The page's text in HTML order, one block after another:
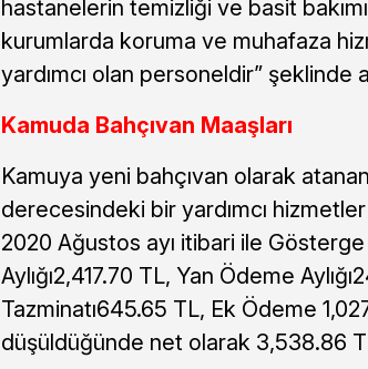
hastanelerin temizliği ve basit
kurumlarda koruma ve muhafaza
yardımcı olan personeldir” şeklinde
Kamuda Bahçıvan Maaşları
Kamuya yeni bahçıvan olarak
derecesindeki bir yardımcı hizmetler
2020 Ağustos ayı itibari ile Gösterge
Aylığı2,417.70 TL, Yan Ödeme
Tazminatı645.65 TL, Ek Ödeme
düşüldüğünde net olarak 3,538.86